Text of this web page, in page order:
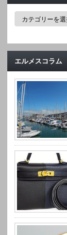
カ
ー
エルメスコラム